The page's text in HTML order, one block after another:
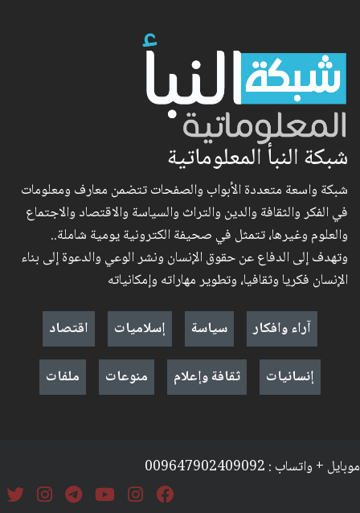
شبكة النبأ المعلوماتية
شبكة واسعة متعددة الأبواب والصفحات تتضمن معارف ومعلومات
في الفكر والثقافة والدين والتراث والسياسة والاقتصاد والاجتماع
والعلوم وغيرها، تتمثل في صحيفة الكترونية يومية شاملة..
وتهدف إلى الدفاع عن حقوق الإنسان ونشر الوعي والدعوة إلى بناء
الإنسان فكريا وثقافيا، وتطوير مهاراته وإمكانياته
آراء وافكار
سياسة إسلاميات
اقتصاد
إنسانيات
ثقافة وإعلام منوعات ملفات
موبايل + واتساب : 009647902409092